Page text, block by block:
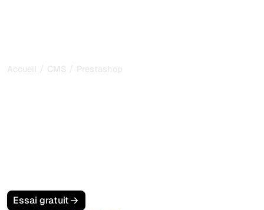
Accueil / CMS / Prestashop
Essai gratuit